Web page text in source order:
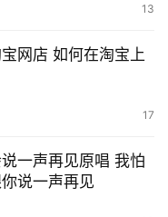
13
网店 如何在淘宝上
17
一声再见原唱 我怕
说一声再见